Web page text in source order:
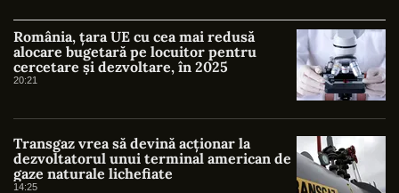
România, țara UE cu cea mai redusă
alocare bugetară pe locuitor pentru
cercetare și dezvoltare, în 2025
20:21
Transgaz vrea să devină acționar la
dezvoltatorul unui terminal american de
gaze naturale lichefiate
14:25